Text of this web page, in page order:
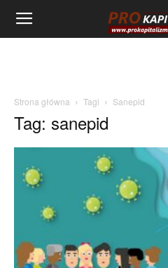
Strona główna Tagi Sanepid
Tag: sanepid